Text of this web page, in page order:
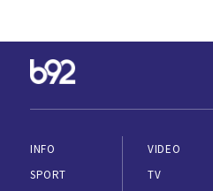
INFO
SPORT
VIDEO
TV